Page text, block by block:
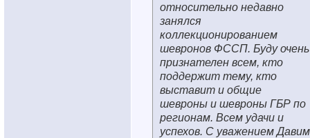
относительно недавно
занялся
коллекционированием
шевронов ФССП. Буду очень
признателен всем, кто
поддержит тему, кто
выставит и общие
шевроны и шевроны ГБР по
регионам. Всем удачи и
успехов. С уважением Давим